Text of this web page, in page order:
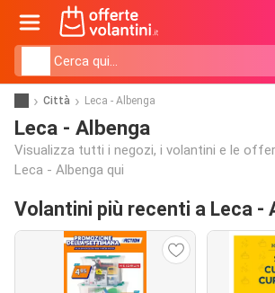
Città Leca - Albenga
Leca - Albenga
Visualizza tutti i negozi, i volantini e le
Leca - Albenga qui
Volantini più recenti a Leca -